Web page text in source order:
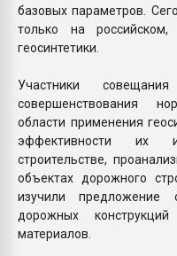
базовых параметров.
только на
геосинтетики.
Участники
совершенствования
области применения
эффективности их
строительстве,
объектах дорожного
изучили
дорожных
материалов.